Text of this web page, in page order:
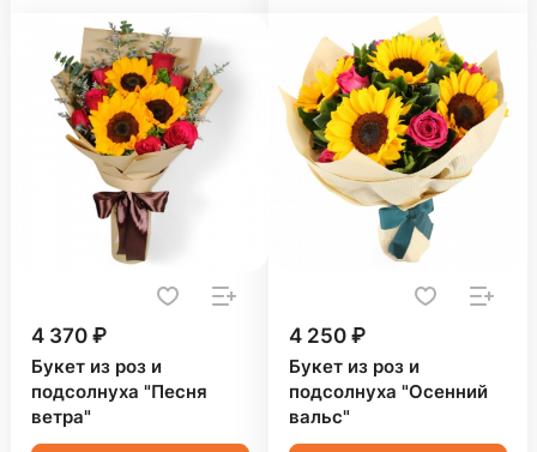
4 370 ₽
Букет из роз и
подсолнуха "Песня
ветра"
4 250 ₽
Букет из роз и
подсолнуха "Осенний
вальс"